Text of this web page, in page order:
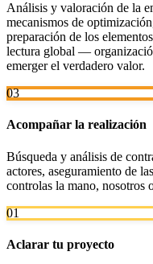
Análisis y valoración de la
mecanismos de
preparación de los
lectura global —
emerger el verdadero valor.
03
Acompañar la realización
Búsqueda y análisis de
actores, aseguramiento de
controlas la mano, nosotros
01
Aclarar tu proyecto